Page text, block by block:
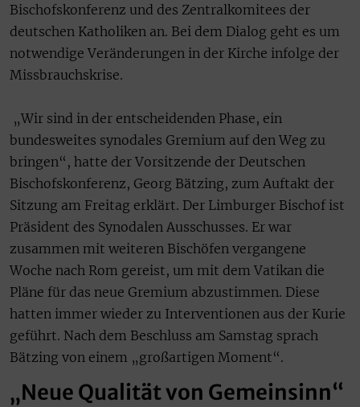
Bischofskonferenz und des Zentralkomitees der
deutschen Katholiken an. Bei dem Dialog geht es um
notwendige Veränderungen in der Kirche infolge der
Missbrauchskrise.
„Wir sind in der entscheidenden Phase, ein
bundesweites synodales Gremium auf den Weg zu
bringen“, hatte der Vorsitzende der Deutschen
Bischofskonferenz, Georg Bätzing, zum Auftakt der
Sitzung am Freitag erklärt. Der Limburger Bischof ist
Präsident des Synodalen Ausschusses. Er war
zusammen mit weiteren Bischöfen vergangene
Woche nach Rom gereist, um mit dem Vatikan die
Pläne für das neue Gremium abzustimmen. Diese
hatten immer wieder zu Interventionen aus der Kurie
geführt. Nach dem Beschluss am Samstag sprach
Bätzing von einem „großartigen Moment“.
„Neue Qualität von Gemeinsinn“